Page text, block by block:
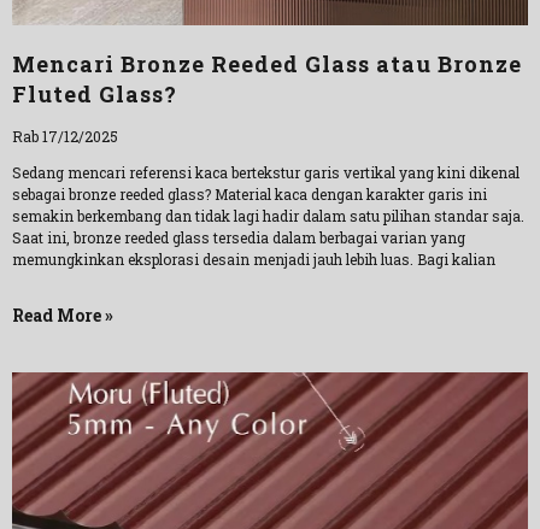
Mencari Bronze Reeded Glass atau Bronze
Fluted Glass?
Rab 17/12/2025
Sedang mencari referensi kaca bertekstur garis vertikal yang kini dikenal
sebagai bronze reeded glass? Material kaca dengan karakter garis ini
semakin berkembang dan tidak lagi hadir dalam satu pilihan standar saja.
Saat ini, bronze reeded glass tersedia dalam berbagai varian yang
memungkinkan eksplorasi desain menjadi jauh lebih luas. Bagi kalian
Read More »